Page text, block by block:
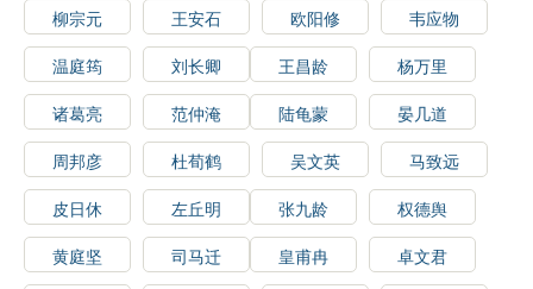
柳宗元
王安石 欧阳修
韦应物
温庭筠
刘长卿 王昌龄
杨万里
诸葛亮
范仲淹 陆龟蒙
晏几道
周邦彦
杜荀鹤 吴文英
马致远
皮日休
左丘明 张九龄
权德舆
黄庭坚
司马迁 皇甫冉
卓文君